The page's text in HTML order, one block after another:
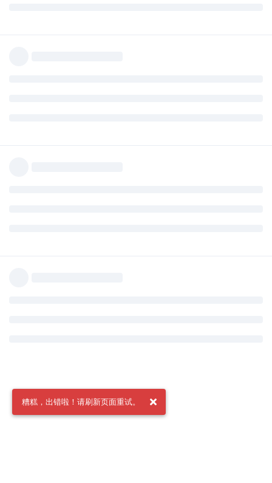
糟糕，出错啦！请刷新页面重试。